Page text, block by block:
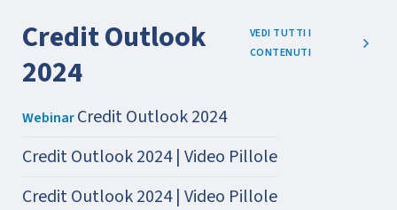
Credit Outlook
2024
VEDI TUTTI I
CONTENUTI
WebinarCredit Outlook 2024
Credit Outlook 2024 | Video Pillole
Credit Outlook 2024 | Video Pillole